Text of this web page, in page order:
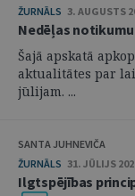
ŽURNĀLS 3. AUGUSTS
Nedēļas notikumu
Šajā apskatā
aktualitātes par
jūlijam. ...
SANTA JUHNEVIČA
ŽURNĀLS 31. JŪLIJS
Ilgtspējības